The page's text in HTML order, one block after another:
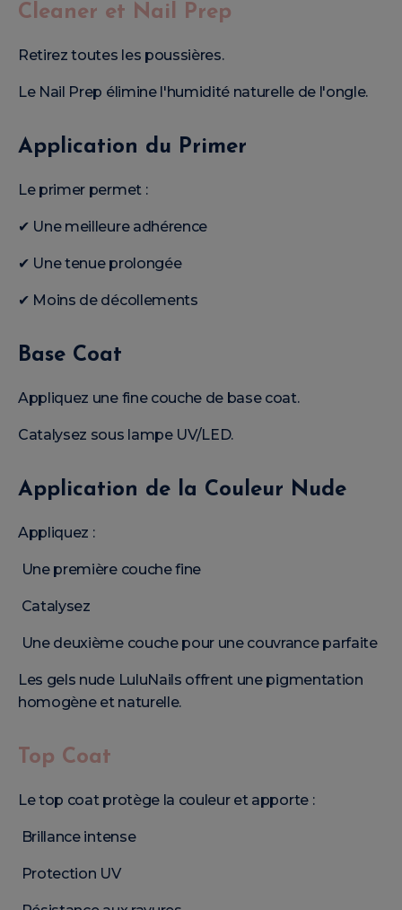
Cleaner et Nail Prep
Retirez toutes les poussières.
Le Nail Prep élimine l'humidité naturelle de l'ongle.
Application du Primer
Le primer permet :
✔ Une meilleure adhérence
✔ Une tenue prolongée
✔ Moins de décollements
Base Coat
Appliquez une fine couche de base coat.
Catalysez sous lampe UV/LED.
Application de la Couleur Nude
Appliquez :
Une première couche fine
Catalysez
Une deuxième couche pour une couvrance parfaite
Les gels nude LuluNails offrent une pigmentation
homogène et naturelle.
Top Coat
Le top coat protège la couleur et apporte :
Brillance intense
Protection UV